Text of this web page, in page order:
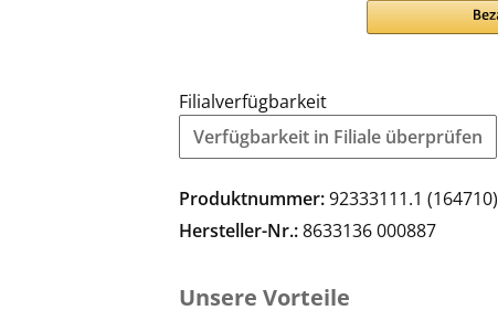
Filialverfügbarkeit
Verfügbarkeit in Filiale überprüfen
Produktnummer:92333111.1 (164710)
Hersteller-Nr.:8633136 000887
Unsere Vorteile